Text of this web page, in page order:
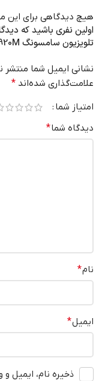
هیچ دیدگاهی برای
اولین نفری باشید که
تلویزیون سامسونگ 46EH6920M”
نشانی ایمیل شما منتشر
علامت‌گذاری شده‌اند *
امتیاز شما
دیدگاه شما*
نام*
ایمیل*
ذخیره نام، ایمیل